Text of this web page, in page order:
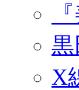
X